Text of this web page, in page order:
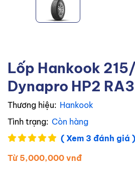
Lốp Hankook
Dynapro HP2
Thương hiệu: Hankook
Tình trạng: Còn hàng
( Xem 3 đánh giá )
Từ 5,000,000 vnđ